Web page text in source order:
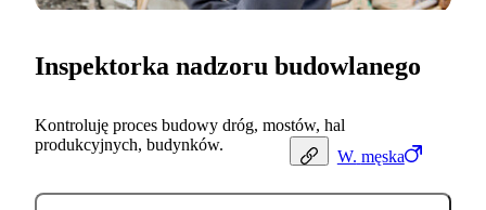
W. męska
Inspektorka nadzoru budowlanego
Kontroluję proces budowy dróg, mostów, hal
produkcyjnych, budynków.